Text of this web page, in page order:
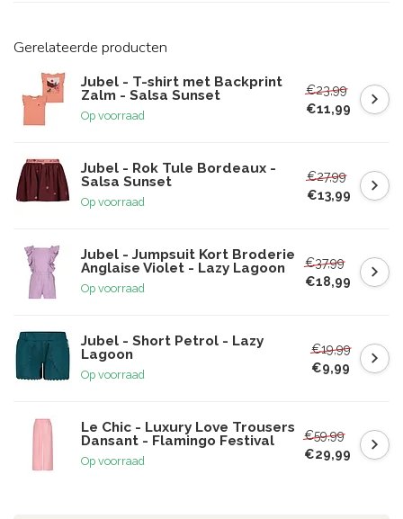
Gerelateerde producten
Jubel - T-shirt met Backprint
Zalm - Salsa Sunset
Op voorraad
€23,99
€11,99
Jubel - Rok Tule Bordeaux -
Salsa Sunset
Op voorraad
€27,99
€13,99
Jubel - Jumpsuit Kort Broderie
Anglaise Violet - Lazy Lagoon
Op voorraad
€37,99
€18,99
Jubel - Short Petrol - Lazy
Lagoon
Op voorraad
€19,99
€9,99
Le Chic - Luxury Love Trousers
Dansant - Flamingo Festival
Op voorraad
€59,99
€29,99